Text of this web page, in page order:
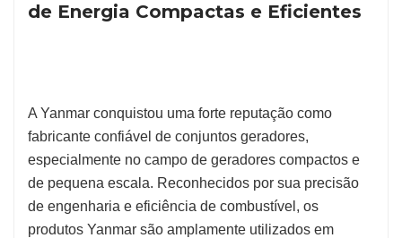
de Energia Compactas e Eficientes
A Yanmar conquistou uma forte reputação como
fabricante confiável de conjuntos geradores,
especialmente no campo de geradores compactos e
de pequena escala. Reconhecidos por sua precisão
de engenharia e eficiência de combustível, os
produtos Yanmar são amplamente utilizados em